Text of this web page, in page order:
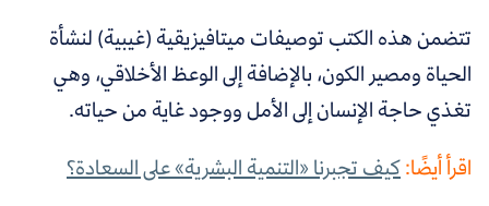
تتضمن هذه الكتب توصيفات ميتافيزيقية (غيبية) لنشأة
الحياة ومصير الكون، بالإضافة إلى الوعظ الأخلاقي، وهي
تغذي حاجة الإنسان إلى الأمل ووجود غاية من حياته.
اقرأ أيضًا:كيف تجبرنا «التنمية البشرية» على السعادة؟